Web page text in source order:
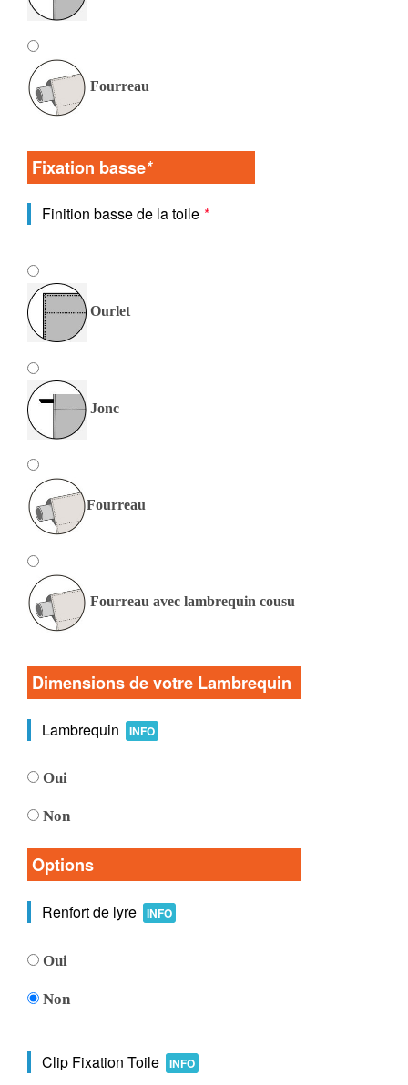
Fourreau
Fixation basse*
Finition basse de la toile *
Ourlet
Jonc
Fourreau
Fourreau avec lambrequin cousu
Dimensions de votre Lambrequin
Lambrequin INFO
Oui
Non
Options
Renfort de lyre INFO
Oui
Non
Clip Fixation Toile INFO